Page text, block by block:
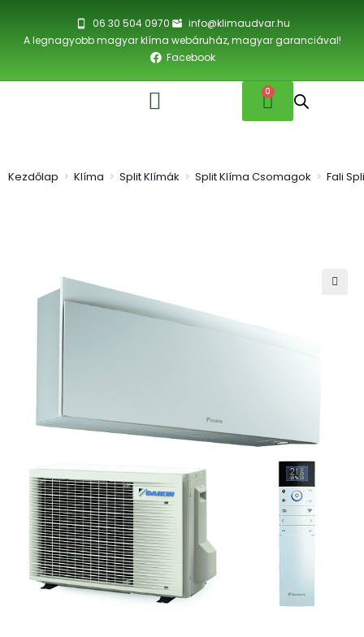
06 30 504 0970
info@klimaudvar.hu
A legnagyobb magyar klíma webáruház, magyar garanciával!
Facebook
0
Kezdőlap > Klíma > Split Klímák > Split Klíma Csomagok > Fali